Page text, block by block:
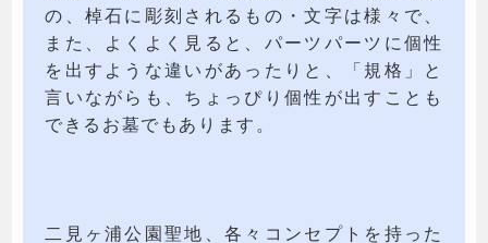
の、棹石に彫刻されるもの・文字は様々で、
また、よくよく見ると、パーツパーツに個性
を出すような違いがあったりと、「規格」と
言いながらも、ちょっぴり個性が出すことも
できるお墓でもあります。
二見ヶ浦公園聖地、各々コンセプトを持った